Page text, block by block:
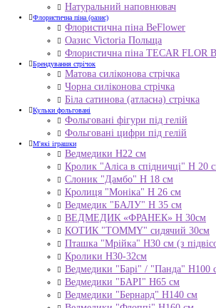
Натуральний наповнювач
Флористична піна (оазис)
Флористична піна BeFlower
Оазис Victoria Польща
Флористична піна TECAR FLOR
Брендування стрічок
Матова силіконова стрічка
Чорна силіконова стрічка
Біла сатинова (атласна) стрічка
Кульки фольговані
Фольговані фігури під гелій
Фольговані цифри під гелій
М'які іграшки
Ведмедики H22 см
Кролик "Аліса в спідничці" Н 20
Слоник "Дамбо" Н 18 см
Кролиця "Моніка" Н 26 см
Ведмедик "БАЛУ" Н 35 см
ВЕДМЕДИК «ФРАНЕК» H 30см
КОТИК "ТОMMY" сидячий 30см
Пташка "Мрійка" Н30 см (з
Кролики Н30-32см
Ведмедики "Барі" / "Панда" Н100
Ведмедики "БАРІ" Н65 см
Ведмедики "Бернард" Н140 см